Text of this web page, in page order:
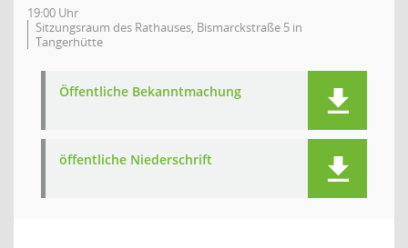
19:00 Uhr
Sitzungsraum des Rathauses, Bismarckstraße 5 in
Tangerhütte
Öffentliche Bekanntmachung
öffentliche Niederschrift